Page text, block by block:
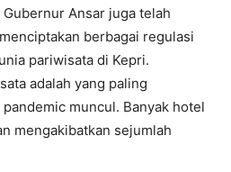
Ansar juga telah
berbagai regulasi
pariwisata di Kepri.
adalah yang paling
muncul. Banyak hotel
mengakibatkan sejumlah